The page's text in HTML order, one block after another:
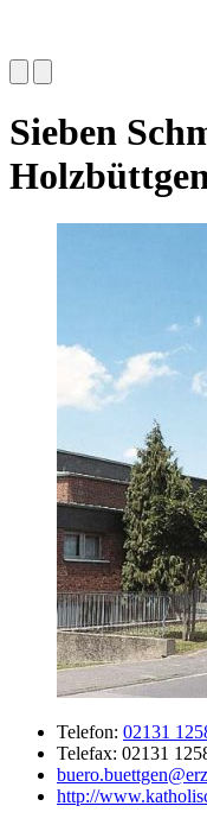
Sieben
Telefon: 02131
Telefax: 02131
http://